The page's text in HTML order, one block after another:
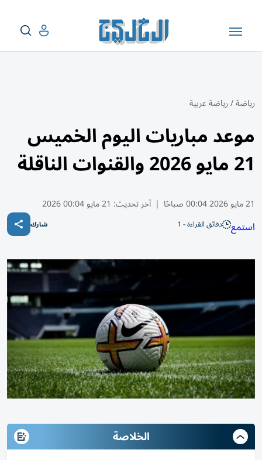
رياضة/رياضة عربية
موعد مباريات اليوم الخميس
21 مايو 2026 والقنوات الناقلة
21 مايو 2026 00:04 صباحًا | آخر تحديث: 21 مايو 00:04 2026
استمع دقائق القراءة - 1 شارك
الخلاصة